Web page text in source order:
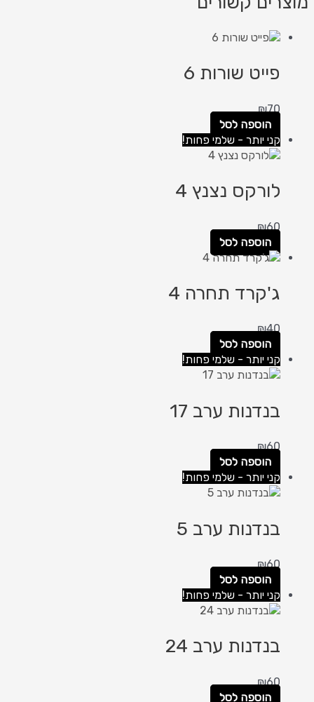
פייט שורות 6
₪70
הוספה לסל
קני יותר - שלמי פחות!
לורקס נצנץ 4
₪60
הוספה לסל
ג'קרד תחרה 4
₪40
הוספה לסל
קני יותר - שלמי פחות!
בנדנות ערב 17
₪60
הוספה לסל
קני יותר - שלמי פחות!
בנדנות ערב 5
₪60
הוספה לסל
קני יותר - שלמי פחות!
בנדנות ערב 24
₪60
הוספה לסל